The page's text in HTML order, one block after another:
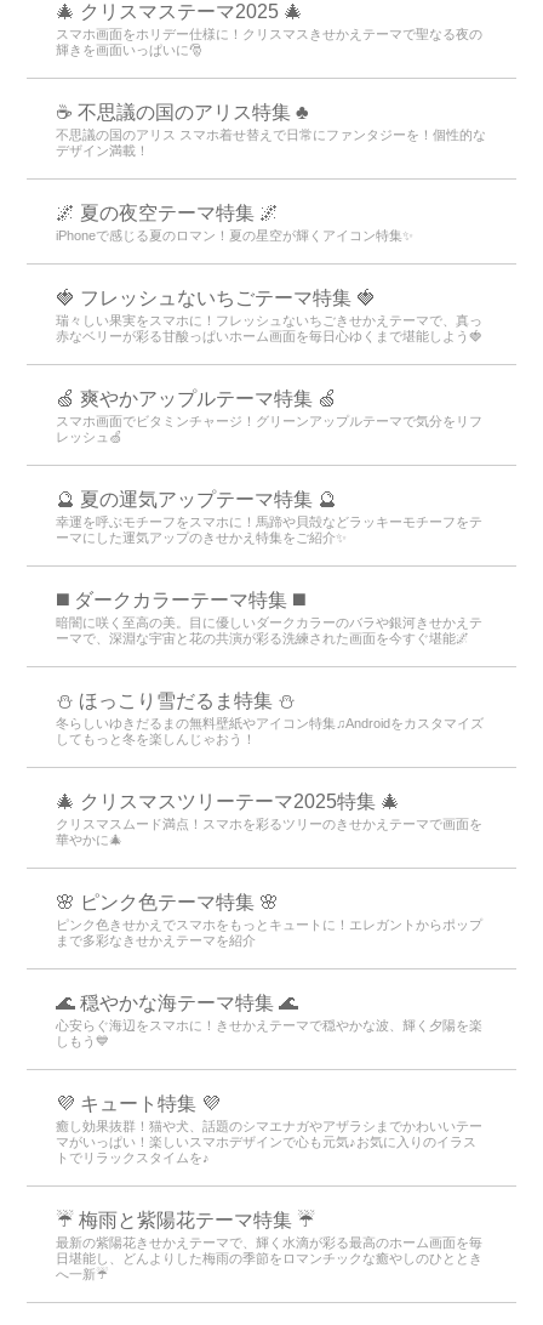
🎄 クリスマステーマ2025 🎄
スマホ画面をホリデー仕様に！クリスマスきせかえテーマで聖なる夜の
輝きを画面いっぱいに🎅
☕ 不思議の国のアリス特集 ♣
不思議の国のアリス スマホ着せ替えで日常にファンタジーを！個性的な
デザイン満載！
🌌 夏の夜空テーマ特集 🌌
iPhoneで感じる夏のロマン！夏の星空が輝くアイコン特集✨
🍓 フレッシュないちごテーマ特集 🍓
瑞々しい果実をスマホに！フレッシュないちごきせかえテーマで、真っ
赤なベリーが彩る甘酸っぱいホーム画面を毎日心ゆくまで堪能しよう🍓
🍏 爽やかアップルテーマ特集 🍏
スマホ画面でビタミンチャージ！グリーンアップルテーマで気分をリフ
レッシュ🍏
🔮 夏の運気アップテーマ特集 🔮
幸運を呼ぶモチーフをスマホに！馬蹄や貝殻などラッキーモチーフをテ
ーマにした運気アップのきせかえ特集をご紹介✨
️◼️ ダークカラーテーマ特集️ ◼️
暗闇に咲く至高の美。目に優しいダークカラーのバラや銀河きせかえテ
ーマで、深淵な宇宙と花の共演が彩る洗練された画面を今すぐ堪能🌌
⛄ ほっこり雪だるま特集 ⛄
冬らしいゆきだるまの無料壁紙やアイコン特集♫Androidをカスタマイズ
してもっと冬を楽しんじゃおう！
🎄 クリスマスツリーテーマ2025特集 🎄
クリスマスムード満点！スマホを彩るツリーのきせかえテーマで画面を
華やかに🎄
🌸 ピンク色テーマ特集 🌸
ピンク色きせかえでスマホをもっとキュートに！エレガントからポップ
まで多彩なきせかえテーマを紹介
🌊 穏やかな海テーマ特集 🌊
心安らぐ海辺をスマホに！きせかえテーマで穏やかな波、輝く夕陽を楽
しもう💙
💜 キュート特集 💜
癒し効果抜群！猫や犬、話題のシマエナガやアザラシまでかわいいテー
マがいっぱい！楽しいスマホデザインで心も元気♪お気に入りのイラス
トでリラックスタイムを♪
☔ 梅雨と紫陽花テーマ特集 ☔
最新の紫陽花きせかえテーマで、輝く水滴が彩る最高のホーム画面を毎
日堪能し、どんよりした梅雨の季節をロマンチックな癒やしのひととき
へ一新☔